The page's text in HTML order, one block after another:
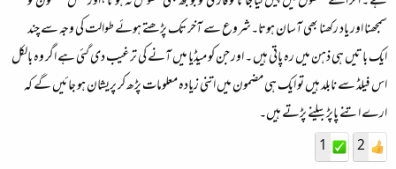
سمجھنا اور یاد رکھنا بھی آسان ہوتا۔شروع سے آخر تک پڑھتے ہوئے طوالت کی وجہ سے چند
ایک باتیں ہی ذہن میں رہ پاتی ہیں ۔ اور جن کو میڈیا میں آنے کی ترغیب دی گئی ہے اگر وہ بالکل
اس فیلڈ سے نابلد ہیں تو ایک ہی مضمون میں اتنی زیادہ معلومات پڑھ کر پریشان ہو جائیں گے کہ
ارے اتنے پاپڑ بیلنے پڑتے ہیں۔
2
1